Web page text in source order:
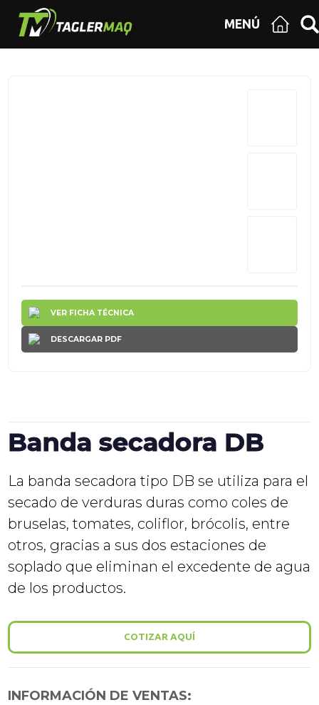
MENÚ
VER FICHA TÉCNICA
DESCARGAR PDF
Banda secadora DB
La banda secadora tipo DB se utiliza para el
secado de verduras duras como coles de
bruselas, tomates, coliflor, brócolis, entre
otros, gracias a sus dos estaciones de
soplado que eliminan el excedente de agua
de los productos.
COTIZAR AQUÍ
INFORMACIÓN DE VENTAS: